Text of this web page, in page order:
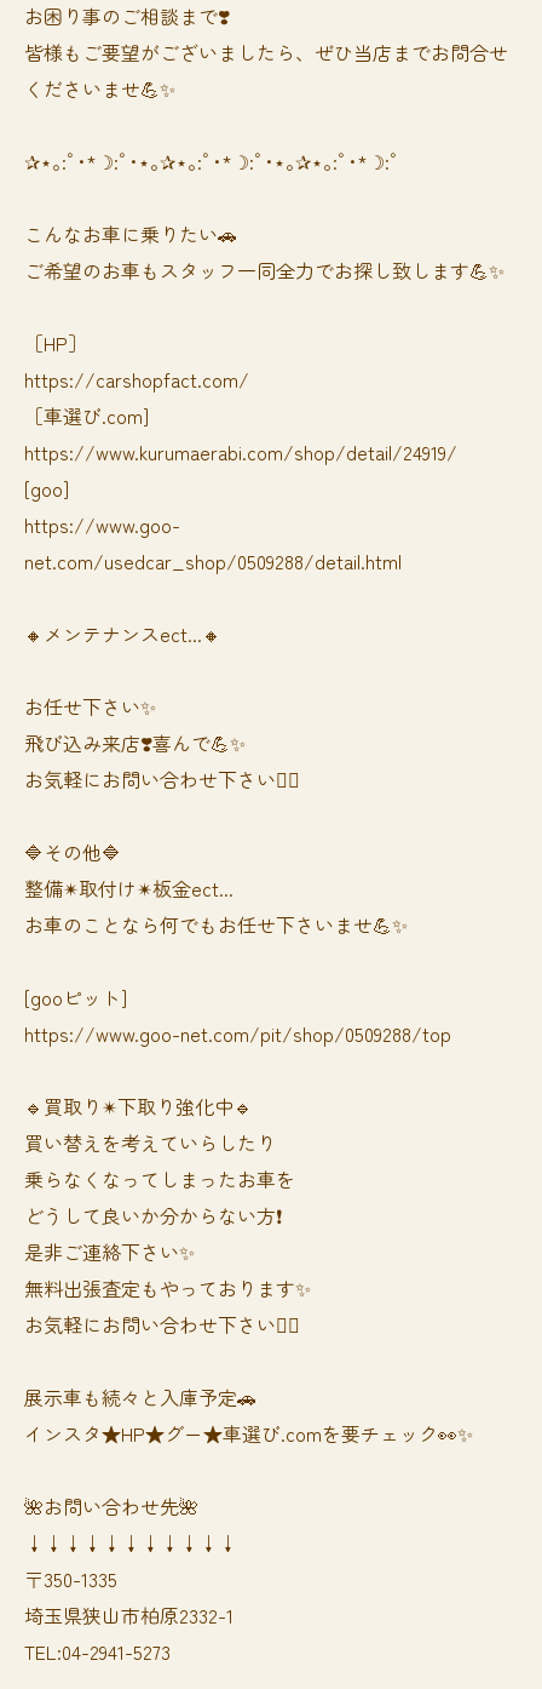
お困り事のご相談まで❣️
皆様もご要望がございましたら、ぜひ当店までお問合せ
くださいませ💪✨
✰⋆｡:ﾟ･*☽:ﾟ･⋆｡✰⋆｡:ﾟ･*☽:ﾟ･⋆｡✰⋆｡:ﾟ･*☽:ﾟ
⁡⁡⁡こんなお車に乗りたい🚗
ご希望のお車もスタッフ一同全力でお探し致します💪✨
［HP］
https://carshopfact.com/
［車選び.com]
https://www.kurumaerabi.com/shop/detail/24919/
[goo]
https://www.goo-
net.com/usedcar_shop/0509288/detail.html
🔸メンテナンスect...🔸
お任せ下さい✨
飛び込み来店❣️喜んで💪✨
お気軽にお問い合わせ下さい🙆‍♀️
🔷その他🔷
整備✴︎取付け✴︎板金ect...
お車のことなら何でもお任せ下さいませ💪✨
[gooピット]
https://www.goo-net.com/pit/shop/0509288/top
🔹買取り✴︎下取り強化中🔹
買い替えを考えていらしたり
乗らなくなってしまったお車を
どうして良いか分からない方❗️
是非ご連絡下さい✨
無料出張査定もやっております✨
お気軽にお問い合わせ下さい🙆‍♀️
展示車も続々と入庫予定🚗
インスタ★HP★グー★車選び.comを要チェック👀✨
🌺お問い合わせ先🌺
↓↓↓↓↓↓↓↓↓↓↓
〒350-1335
埼玉県狭山市柏原2332-1
TEL:04-2941-5273